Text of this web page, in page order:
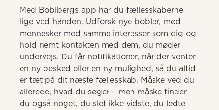
Med Boblbergs app har du fællesskaberne
lige ved hånden. Udforsk nye bobler, mød
mennesker med samme interesser som dig og
hold nemt kontakten med dem, du møder
undervejs. Du får notifikationer, når der venter
en ny besked eller en ny mulighed, så du altid
er tæt på dit næste fællesskab. Måske ved du
allerede, hvad du søger – men måske finder
du også noget, du slet ikke vidste, du ledte